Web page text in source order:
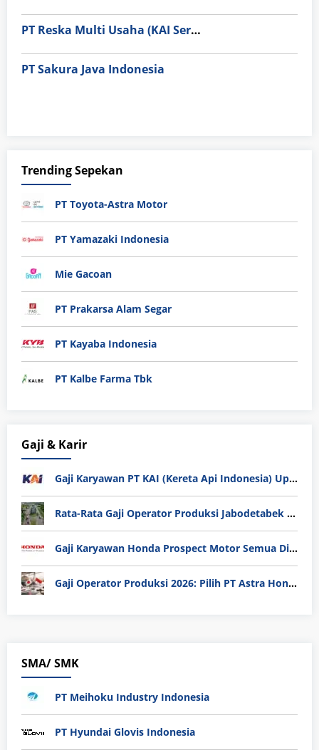
PT Reska Multi Usaha (KAI Services)
PT Sakura Java Indonesia
Trending Sepekan
PT Toyota-Astra Motor
PT Yamazaki Indonesia
Mie Gacoan
PT Prakarsa Alam Segar
PT Kayaba Indonesia
PT Kalbe Farma Tbk
Gaji & Karir
Gaji Karyawan PT KAI (Kereta Api Indonesia) Update 2025
Rata-Rata Gaji Operator Produksi Jabodetabek 2025: Bedah Tuntas UMK, Lemburan, dan Realita Hidup Buruh
Gaji Karyawan Honda Prospect Motor Semua Divisi
Gaji Operator Produksi 2026: Pilih PT Astra Honda Motor (AHM) atau Manufaktur di Jepang?
SMA/ SMK
PT Meihoku Industry Indonesia
PT Hyundai Glovis Indonesia